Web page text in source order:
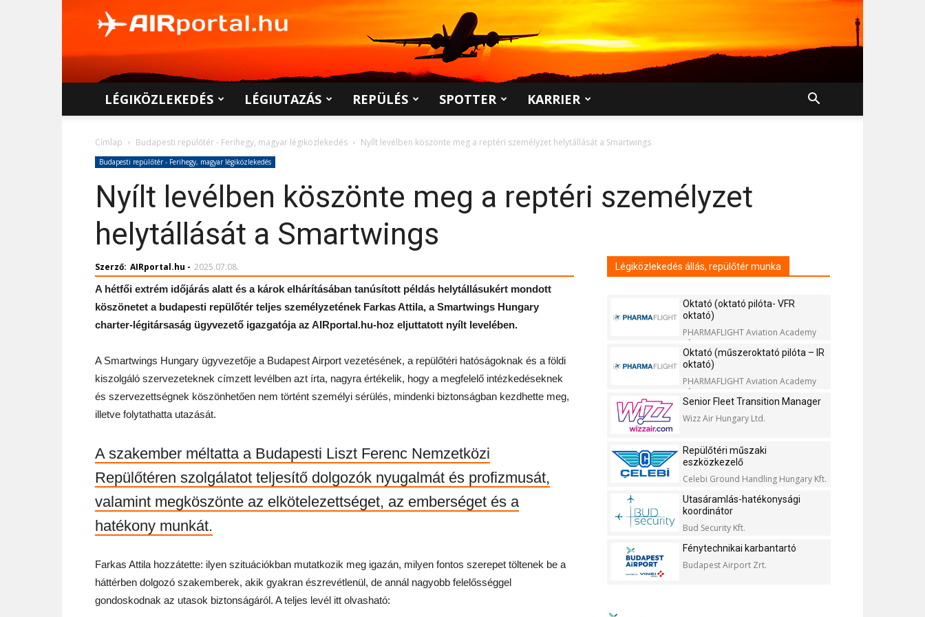
LÉGIKÖZLEKEDÉS LÉGIUTAZÁS REPÜLÉS SPOTTER KARRIER
Címlap Budapesti repülőtér - Ferihegy, magyar légiközlekedés Nyílt levélben köszönte meg a reptéri személyzet helytállását a Smartwings
Budapesti repülőtér - Ferihegy, magyar légiközlekedés
Nyílt levélben köszönte meg a reptéri személyzet
helytállását a Smartwings
Szerző: AIRportal.hu - 2025.07.08.
A hétfői extrém időjárás alatt és a károk elhárításában tanúsított példás helytállásukért mondott
köszönetet a budapesti repülőtér teljes személyzetének Farkas Attila, a Smartwings Hungary
charter-légitársaság ügyvezető igazgatója az AIRportal.hu-hoz eljuttatott nyílt levelében.
A Smartwings Hungary ügyvezetője a Budapest Airport vezetésének, a repülőtéri hatóságoknak és a földi
kiszolgáló szervezeteknek címzett levélben azt írta, nagyra értékelik, hogy a megfelelő intézkedéseknek
és szervezettségnek köszönhetően nem történt személyi sérülés, mindenki biztonságban kezdhette meg,
illetve folytathatta utazását.
A szakember méltatta a Budapesti Liszt Ferenc Nemzetközi
Repülőtéren szolgálatot teljesítő dolgozók nyugalmát és profizmusát,
valamint megköszönte az elkötelezettséget, az emberséget és a
hatékony munkát.
Farkas Attila hozzátette: ilyen szituációkban mutatkozik meg igazán, milyen fontos szerepet töltenek be a
háttérben dolgozó szakemberek, akik gyakran észrevétlenül, de annál nagyobb felelősséggel
gondoskodnak az utasok biztonságáról. A teljes levél itt olvasható:
Légiközlekedés állás, repülőtér munka
Oktató (oktató pilóta- VFR
oktató)
PHARMAFLIGHT Aviation Academy
Kft.
Oktató (műszeroktató pilóta – IR
oktató)
PHARMAFLIGHT Aviation Academy
Kft.
Senior Fleet Transition Manager
Wizz Air Hungary Ltd.
Repülőtéri műszaki
eszközkezelő
Celebi Ground Handling Hungary Kft.
Utasáramlás-hatékonysági
koordinátor
Bud Security Kft.
Fénytechnikai karbantartó
Budapest Airport Zrt.